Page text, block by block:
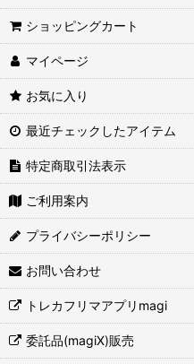
ショッピングカート
マイページ
お気に入り
最近チェックしたアイテム
特定商取引法表示
ご利用案内
プライバシーポリシー
お問い合わせ
トレカフリマアプリmagi
委託品(magiX)販売